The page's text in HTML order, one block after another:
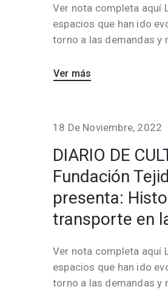
Ver nota completa aquí
espacios que han ido
torno a las demandas y
Ver más
18 De Noviembre, 2022
DIARIO DE
Fundación
presenta:
transporte en
Ver nota completa aquí
espacios que han ido
torno a las demandas y